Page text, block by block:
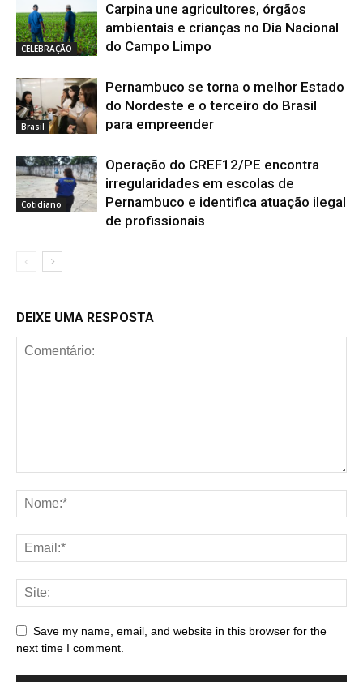
CELEBRAÇÃO
Carpina une agricultores, órgãos
ambientais e crianças no Dia Nacional
do Campo Limpo
Brasil
Pernambuco se torna o melhor Estado
do Nordeste e o terceiro do Brasil
para empreender
Cotidiano
Operação do CREF12/PE encontra
irregularidades em escolas de
Pernambuco e identifica atuação ilegal
de profissionais
DEIXE UMA RESPOSTA
Save my name, email, and website in this browser for the
next time I comment.